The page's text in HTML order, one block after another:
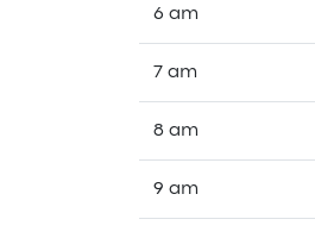
6 am
7 am
8 am
9 am